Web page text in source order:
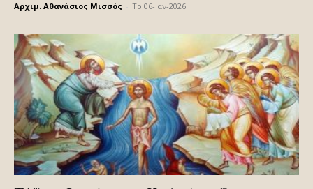
Αρχιμ. Αθανάσιος Μισσός Τρ 06-Ιαν-2026